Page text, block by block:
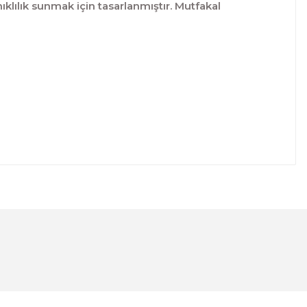
sunmak için tasarlanmıştır. Mutfakal